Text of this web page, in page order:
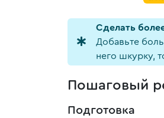
Cделать
Добавьте
него шкурку,
Пошаговый
Подготовка